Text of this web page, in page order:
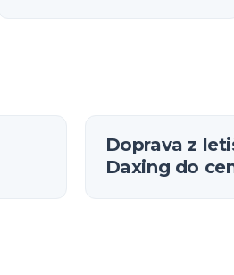
Doprava z
Daxing do